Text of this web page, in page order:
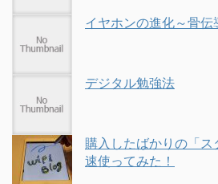
イヤホンの進化～骨伝
デジタル勉強法
購入したばかりの「
速使ってみた！